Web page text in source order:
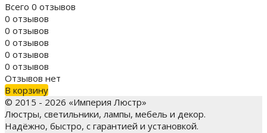
Всего 0 отзывов
0 отзывов
0 отзывов
0 отзывов
0 отзывов
0 отзывов
Отзывов нет
В корзину
© 2015 - 2026 «Империя Люстр»
Люстры, светильники, лампы, мебель и декор.
Надёжно, быстро, с гарантией и установкой.